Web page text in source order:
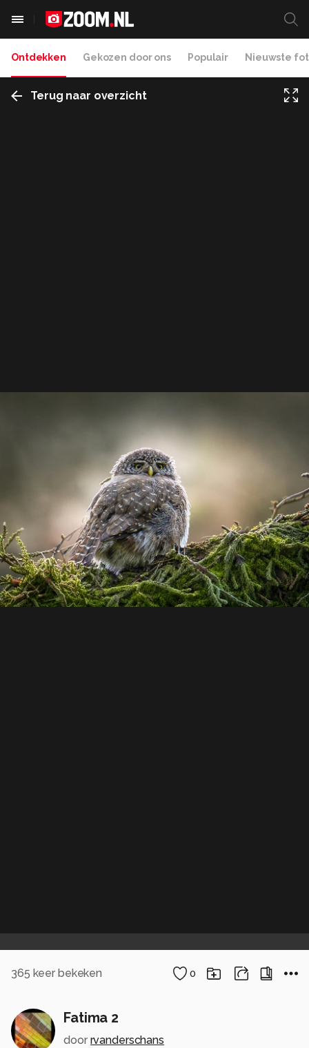
Ontdekken Gekozen door ons Populair Nieuwste
Terug naar overzicht
365 keer bekeken 0
Fatima 2
door rvanderschans